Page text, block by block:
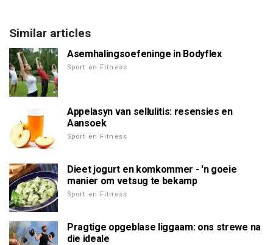
Similar articles
Asemhalingsoefeninge in Bodyflex
Sport en Fitness
Appelasyn van sellulitis: resensies en
Aansoek
Sport en Fitness
Dieet jogurt en komkommer - 'n goeie
manier om vetsug te bekamp
Sport en Fitness
Pragtige opgeblase liggaam: ons strewe na
die ideale